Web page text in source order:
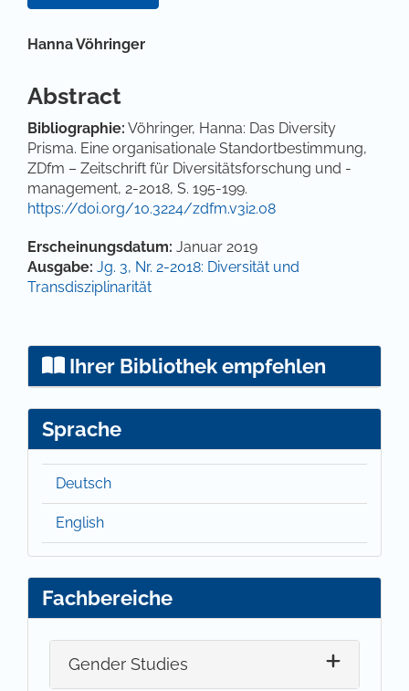
Hauptsächlicher Artikelinhalt
Hanna Vöhringer
Abstract
Bibliographie: Vöhringer, Hanna: Das Diversity
Prisma. Eine organisationale Standortbestimmung,
ZDfm – Zeitschrift für Diversitätsforschung und -
management, 2-2018, S. 195-199.
https://doi.org/10.3224/zdfm.v3i2.08
Artikel-Details
Erscheinungsdatum: Januar 2019
Ausgabe: Jg. 3, Nr. 2-2018: Diversität und
Transdisziplinarität
Ihrer Bibliothek empfehlen
Sprache
Deutsch
English
Fachbereiche
Gender Studies